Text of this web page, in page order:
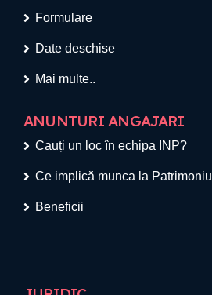
Formulare
Date deschise
Mai multe..
ANUNTURI ANGAJARI
Cauți un loc în echipa INP?
Ce implică munca la Patrimoniu
Beneficii